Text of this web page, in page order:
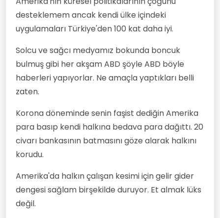
desteklemem ancak kendi ülke içindeki
uygulamaları Türkiye'den 100 kat daha iyi.
Solcu ve sağcı medyamız bokunda boncuk
bulmuş gibi her akşam ABD şöyle ABD böyle
haberleri yapıyorlar. Ne amaçla yaptıkları belli
zaten.
Korona döneminde senin faşist dediğin Amerika
para basıp kendi halkına bedava para dağıttı. 20
civarı bankasının batmasını göze alarak halkını
korudu.
Amerika'da halkın çalışan kesimi için gelir gider
dengesi sağlam birşekilde duruyor. Et almak lüks
değil.